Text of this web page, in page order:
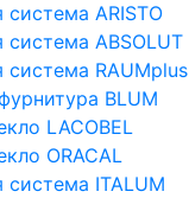
ARISTO
система ABSOLUT
система RAUMplus
BLUM
LACOBEL
ORACAL
система ITALUM